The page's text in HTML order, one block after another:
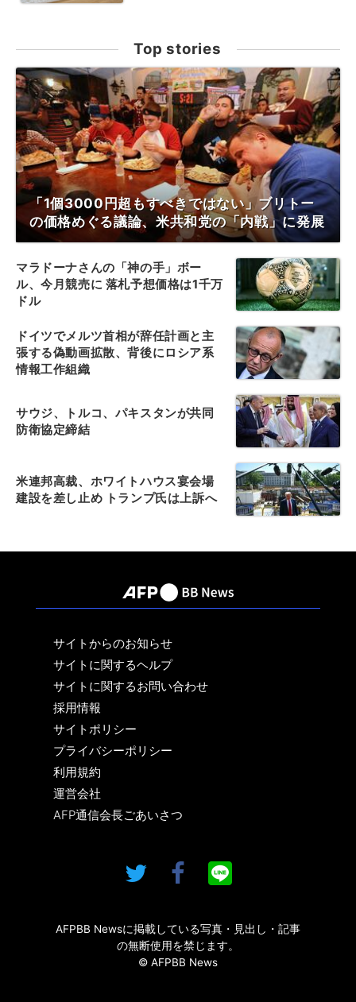
Top stories
「1個3000円超もすべきではない」ブリトー
の価格めぐる議論、米共和党の「内戦」に発展
マラドーナさんの「神の手」ボー
ル、今月競売に 落札予想価格は1千万
ドル
ドイツでメルツ首相が辞任計画と主
張する偽動画拡散、背後にロシア系
情報工作組織
サウジ、トルコ、パキスタンが共同
防衛協定締結
米連邦高裁、ホワイトハウス宴会場
建設を差し止め トランプ氏は上訴へ
サイトからのお知らせ
サイトに関するヘルプ
サイトに関するお問い合わせ
採用情報
サイトポリシー
プライバシーポリシー
利用規約
運営会社
AFP通信会長ごあいさつ
AFPBB Newsに掲載している写真・見出し・記事
の無断使用を禁じます。
© AFPBB News